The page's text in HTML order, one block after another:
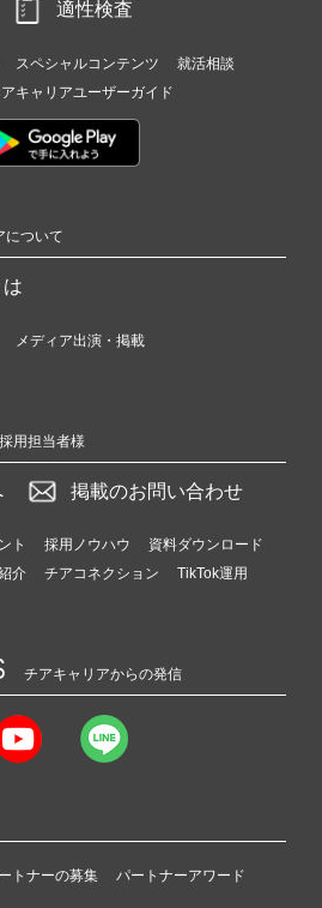
適性検査
スペシャルコンテンツ
就活相談
キャリアユーザーガイド
について
メディア出演・掲載
用担当者様
掲載のお問い合わせ
ト 採用ノウハウ
資料ダウンロード
介 チアコネクション
TikTok運用
チアキャリアからの発信
トナーの募集 パートナーアワード